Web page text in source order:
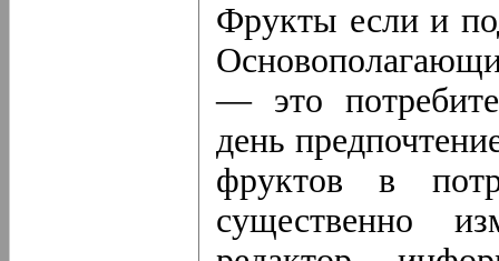
Фрукты если и
— это
день
фруктов в
существенно